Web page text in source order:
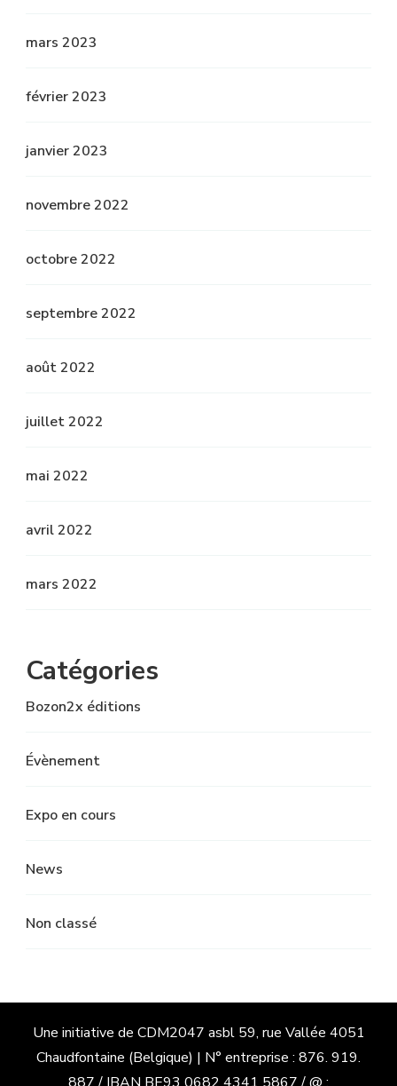
mars 2023
février 2023
janvier 2023
novembre 2022
octobre 2022
septembre 2022
août 2022
juillet 2022
mai 2022
avril 2022
mars 2022
Catégories
Bozon2x éditions
Évènement
Expo en cours
News
Non classé
Une initiative de CDM2047 asbl 59, rue Vallée 4051
Chaudfontaine (Belgique) | N° entreprise : 876. 919.